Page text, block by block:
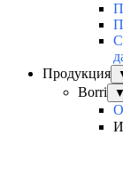
Продукция
Borri ▼